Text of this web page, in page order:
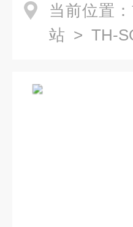
当前位置：
站 > TH-